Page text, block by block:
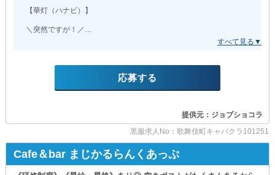
お仕事と自分の時間を
しっかりと分けることができます。
また、夏休み・冬休みなどの
＊働きながら学べる＊
『独立支援制度』を完備！
身につけることができます◎
いつでもご相談ください！
＊事前準備は必要なし＊
勤務中に着用する制服は
【華灯（ハナビ）】
＼突然ですが！／
✓怖いお客様が多そう
…など「とにかく大変そう」
【華灯】を一言で表すなら
まさに”一流”！
ご来店される方は、経済的に豊かな
応募する
提供元：ジョブショコラ
黒服求人No：歌舞伎町キャバクラ101251
Cafe＆bar まじかるらんくあっぷ